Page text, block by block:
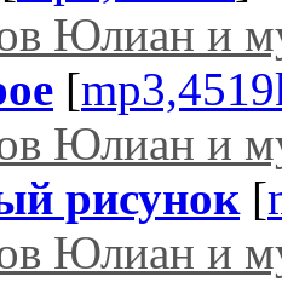
Юлиан и
[
Юлиан и
рисунок[
Юлиан и